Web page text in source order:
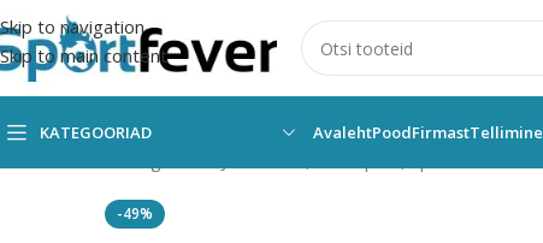
Skip to navigation
Skip to main content
KATEGOORIAD AvalehtPoodFirmastTellimine
-49%